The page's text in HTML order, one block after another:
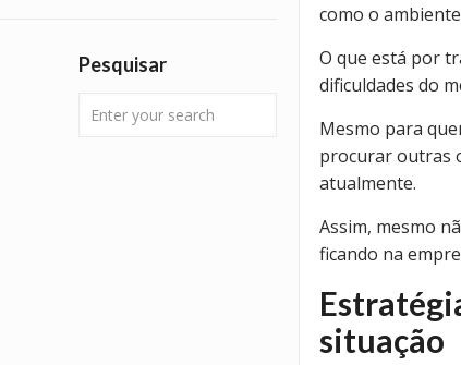
como o
O que está por
dificuldades do
Mesmo para
procurar outras
atualmente.
Assim, mesmo
ficando na
situação
Pesquisar